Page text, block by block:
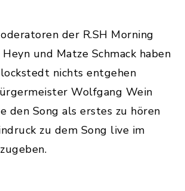
der R.SH Morning
und Matze Schmack haben
nichts entgehen
Wolfgang Wein
den Song als erstes zu hören
zu dem Song live im